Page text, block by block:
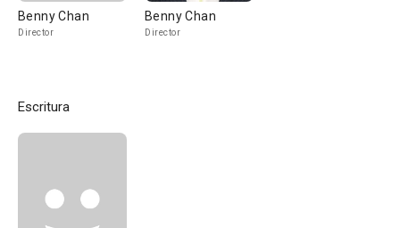
Benny Chan
Director
Benny Chan
Director
Escritura